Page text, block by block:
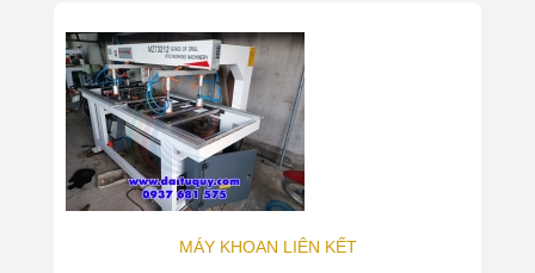
MÁY KHOAN LIÊN KẾT